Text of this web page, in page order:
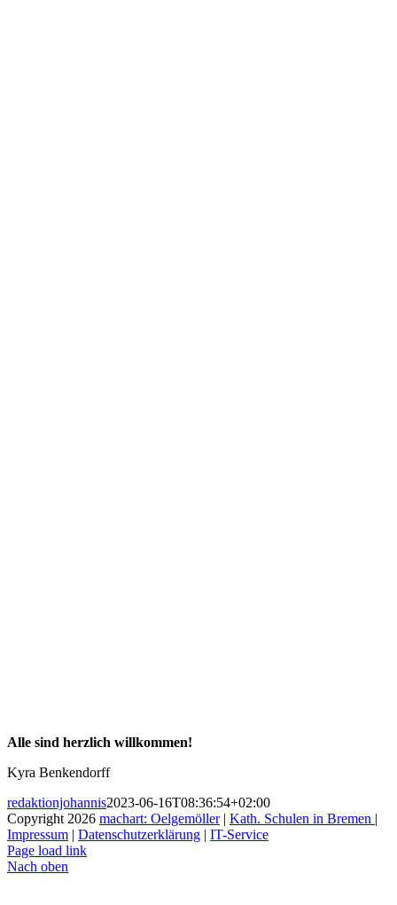
Alle sind herzlich willkommen!
Kyra Benkendorff
redaktionjohannis2023-06-16T08:36:54+02:00
Copyright2026 machart: Oelgemöller| Kath. Schulen in Bremen |
Impressum | Datenschutzerklärung | IT-Service
Page load link
Nach oben